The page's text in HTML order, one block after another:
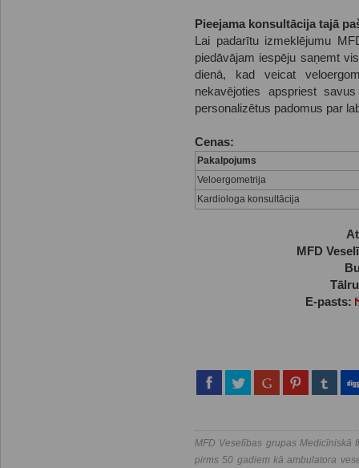
Pieejama konsultācija tajā
Lai padarītu izmeklējumu
piedāvājam iespēju saņemt
dienā, kad veicat
nekavējoties apspriest
personalizētus padomus par
Cenas:
Pakalpojums
Veloergometrija
Kardiologa konsultācija
MFD
E-pasts:
MFD Veselības grupas Medicīniskā
pirms 50 gadiem kā ambulatora